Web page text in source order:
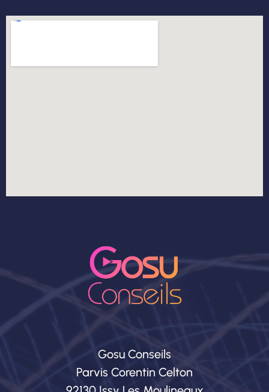
Gosu Conseils
Parvis Corentin Celton